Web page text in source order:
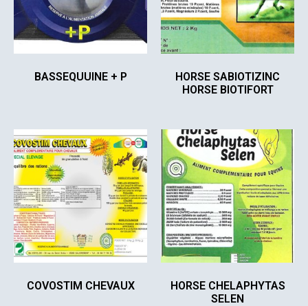
BASSEQUUINE + P
HORSE SABIOTIZINC
HORSE BIOTIFORT
COVOSTIM CHEVAUX
HORSE CHELAPHYTAS
SELEN